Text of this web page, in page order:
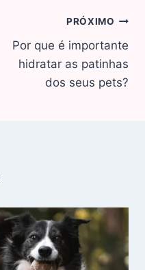
PRÓXIMO
Por que é importante
hidratar as patinhas
dos seus pets?